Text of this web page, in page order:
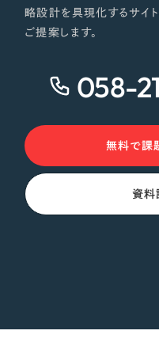
略設計を具現化するサイ
ご提案します。
058-
無料で課
資料